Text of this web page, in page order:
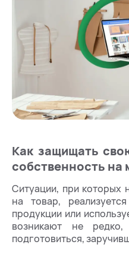
Как защищать
собственность на
Ситуации, при которых
на товар,
продукции или
возникают не
подготовиться,